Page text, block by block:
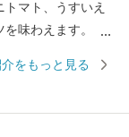
マト、うすいえ
味わえます。 ま
りの
をもっと見る